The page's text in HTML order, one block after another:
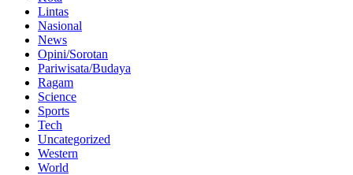
Lintas
Nasional
News
Opini/Sorotan
Pariwisata/Budaya
Ragam
Science
Sports
Tech
Uncategorized
Western
World